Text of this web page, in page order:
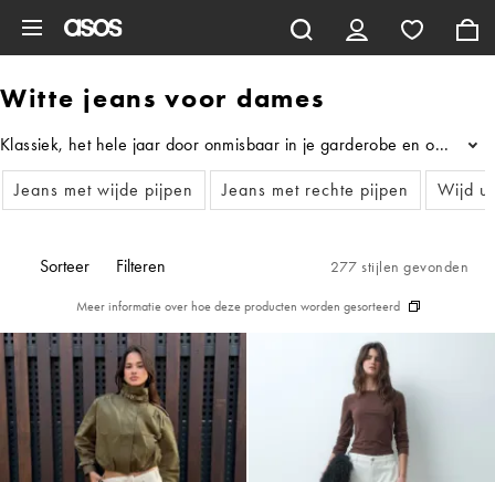
Witte jeans voor dames
Klassiek, het hele jaar door onmisbaar in je garderobe en oh zo
...
Jeans met wijde pijpen
Jeans met rechte pijpen Wijd
Sorteer Filteren 277 stijlen gevonden
Meer informatie over hoe deze producten worden gesorteerd